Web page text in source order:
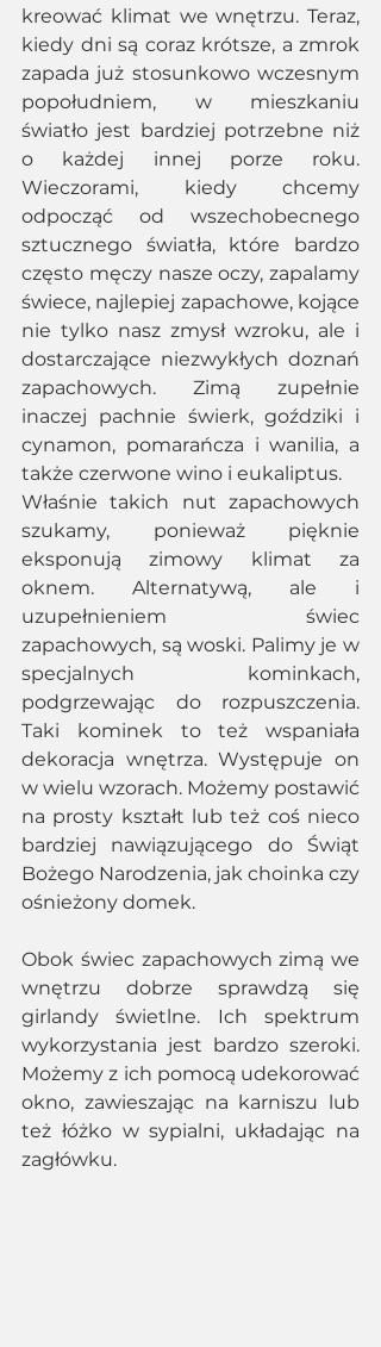
kreować klimat we wnętrzu. Teraz,
kiedy dni są coraz krótsze, a zmrok
zapada już stosunkowo wczesnym
popołudniem, w mieszkaniu
światło jest bardziej potrzebne niż
o każdej innej porze roku.
Wieczorami, kiedy chcemy
odpocząć od wszechobecnego
sztucznego światła, które bardzo
często męczy nasze oczy, zapalamy
świece, najlepiej zapachowe, kojące
nie tylko nasz zmysł wzroku, ale i
dostarczające niezwykłych doznań
zapachowych. Zimą zupełnie
inaczej pachnie świerk, goździki i
cynamon, pomarańcza i wanilia, a
także czerwone wino i eukaliptus.
Właśnie takich nut zapachowych
szukamy, ponieważ pięknie
eksponują zimowy klimat za
oknem. Alternatywą, ale i
uzupełnieniem świec
zapachowych, są woski. Palimy je w
specjalnych kominkach,
podgrzewając do rozpuszczenia.
Taki kominek to też wspaniała
dekoracja wnętrza. Występuje on
w wielu wzorach. Możemy postawić
na prosty kształt lub też coś nieco
bardziej nawiązującego do Świąt
Bożego Narodzenia, jak choinka czy
ośnieżony domek.
Obok świec zapachowych zimą we
wnętrzu dobrze sprawdzą się
girlandy świetlne. Ich spektrum
wykorzystania jest bardzo szeroki.
Możemy z ich pomocą udekorować
okno, zawieszając na karniszu lub
też łóżko w sypialni, układając na
zagłówku.